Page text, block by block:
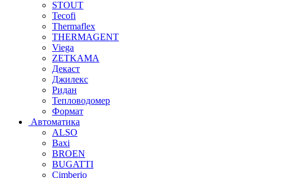
STOUT
Tecofi
Thermaflex
THERMAGENT
Viega
ZETKAMA
Декаст
Джилекс
Ридан
Тепловодомер
Формат
Автоматика
ALSO
Baxi
BROEN
BUGATTI
Cimberio